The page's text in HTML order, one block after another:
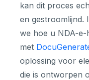
kan dit proces
en gestroomlijnd.
we hoe u NDA-e-
met
oplossing voor
die is ontworpen